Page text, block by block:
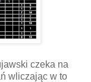
czeka na
wliczając w to